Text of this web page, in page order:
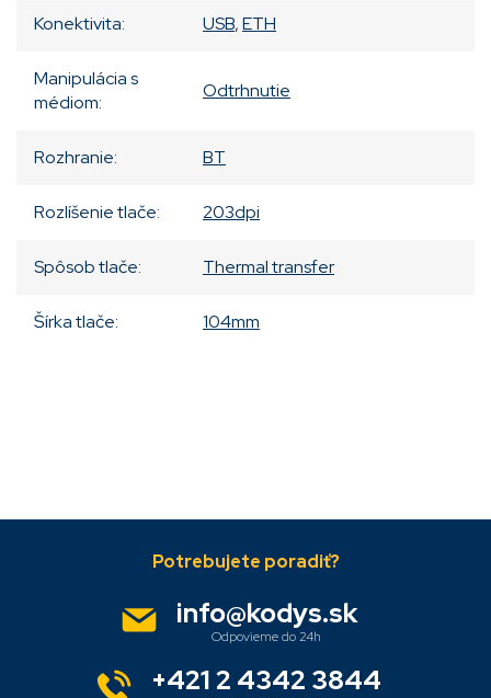
Konektivita: USB,ETH
Manipulácia s
médiom:
Odtrhnutie
Rozhranie: BT
Rozlíšenie tlače: 203dpi
Spôsob tlače: Thermal transfer
Šírka tlače: 104mm
info@kodys.sk
+421 2 4342 3844